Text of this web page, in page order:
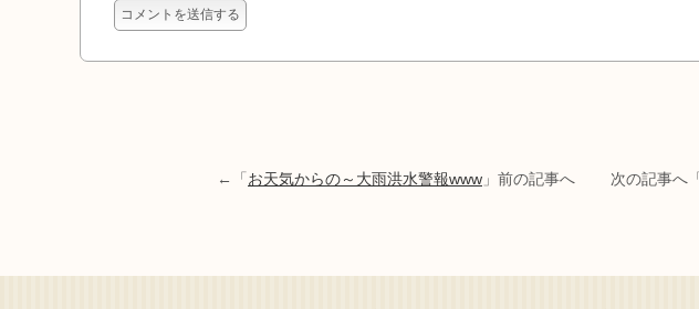
←「 お天気からの～大雨洪水警報www 」前の記事へ 次の記事へ「